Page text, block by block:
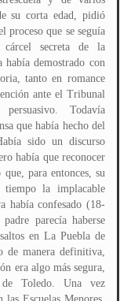
su corta edad, pidió
proceso que se seguía
secreta de la
demostrado con
tanto en romance
ante el Tribunal
Todavía
que había hecho del
sido un discurso
había que reconocer
para entonces, su
tiempo la implacable
había confesado (18-
parecía haberse
en La Puebla de
de manera definitiva,
era algo más segura,
Toledo. Una vez